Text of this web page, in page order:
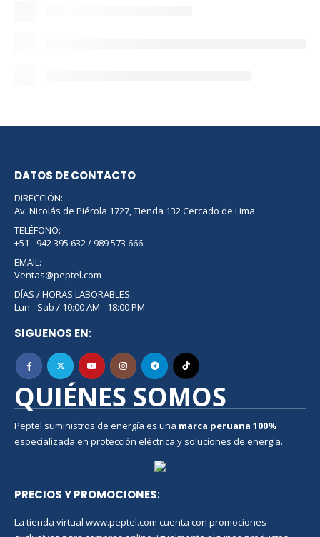
DATOS DE CONTACTO
DIRECCIÓN:
Av. Nicolás de Piérola 1727, Tienda 132 Cercado de Lima
TELÉFONO:
+51 - 942 395 632 / 989 573 666
EMAIL:
Ventas@peptel.com
DÍAS / HORAS LABORABLES:
Lun - Sab / 10:00 AM - 18:00 PM
SIGUENOS EN:
QUIÉNES SOMOS
Peptel suministros de energía es una marca peruana 100%
especializada en protección eléctrica y soluciones de energía.
PRECIOS Y PROMOCIONES:
La tienda virtual www.peptel.com cuenta con promociones